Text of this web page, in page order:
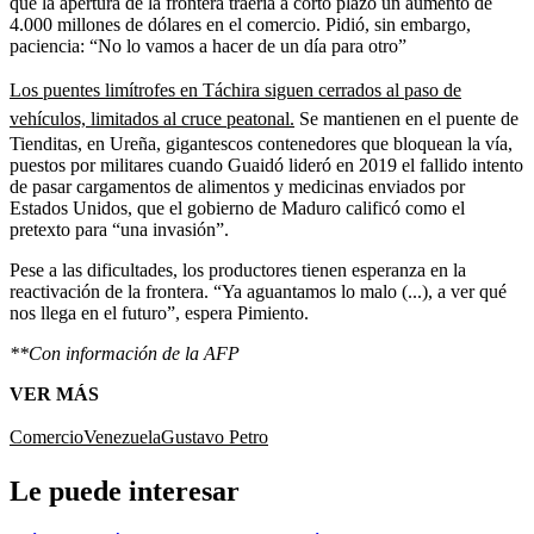
4.000 millones de dólares en el comercio. Pidió, sin embargo,
paciencia: “No lo vamos a hacer de un día para otro”
Los puentes limítrofes en Táchira siguen cerrados al paso de
vehículos, limitados al cruce peatonal. Se mantienen en el puente de
Tienditas, en Ureña, gigantescos contenedores que bloquean la vía,
puestos por militares cuando Guaidó lideró en 2019 el fallido intento
de pasar cargamentos de alimentos y medicinas enviados por
Estados Unidos, que el gobierno de Maduro calificó como el
pretexto para “una invasión”.
Pese a las dificultades, los productores tienen esperanza en la
reactivación de la frontera. “Ya aguantamos lo malo (...), a ver qué
nos llega en el futuro”, espera Pimiento.
**Con información de la AFP
VER MÁS
ComercioVenezuelaGustavo Petro
Le puede interesar